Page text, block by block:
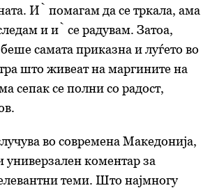
Ѝ помагам да се тркала, ама
и ѝ се радувам. Затоа,
самата приказна и луѓето во
што живеат на маргините на
сепаксеполни со радост,
во современа Македонија,
коментар за
теми. Што најмногу